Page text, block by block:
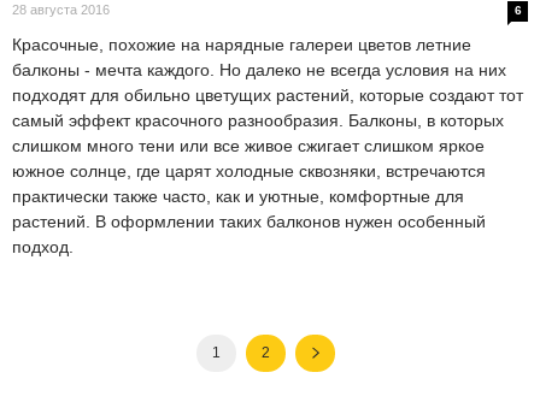
28 августа 2016 6
Красочные, похожие на нарядные галереи цветов летние
балконы - мечта каждого. Но далеко не всегда условия на них
подходят для обильно цветущих растений, которые создают тот
самый эффект красочного разнообразия. Балконы, в которых
слишком много тени или все живое сжигает слишком яркое
южное солнце, где царят холодные сквозняки, встречаются
практически также часто, как и уютные, комфортные для
растений. В оформлении таких балконов нужен особенный
подход.
1 2